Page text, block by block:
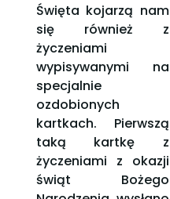
Święta kojarzą nam
się również z
życzeniami
wypisywanymi na
specjalnie
ozdobionych
kartkach. Pierwszą
taką kartkę z
życzeniami z okazji
świąt Bożego